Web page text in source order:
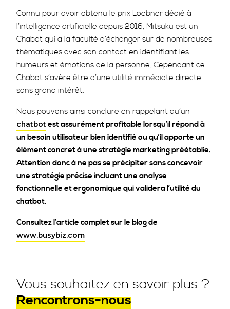
Connu pour avoir obtenu le prix Loebner dédié à
l’intelligence artificielle depuis 2016, Mitsuku est un
Chabot qui a la faculté d’échanger sur de nombreuses
thématiques avec son contact en identifiant les
humeurs et émotions de la personne. Cependant ce
Chabot s’avère être d’une utilité immédiate directe
sans grand intérêt.
Nous pouvons ainsi conclure en rappelant qu’un
chatbot est assurément profitable lorsqu’il répond à
un besoin utilisateur bien identifié ou qu’il apporte un
élément concret à une stratégie marketing préétablie.
Attention donc à ne pas se précipiter sans concevoir
une stratégie précise incluant une analyse
fonctionnelle et ergonomique qui validera l’utilité du
chatbot.
Consultez l’article complet sur le blog de
www.busybiz.com
Vous souhaitez en savoir plus ?
Rencontrons-nous